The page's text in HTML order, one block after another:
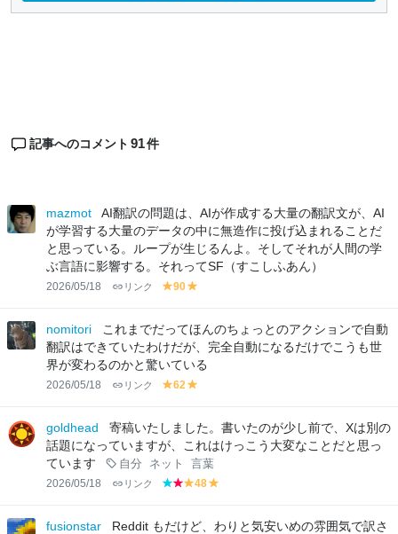
記事へのコメント 91件
mazmot
AI翻訳の問題は、AIが作成する大量の翻訳文が、AI
が学習する大量のデータの中に無造作に投げ込まれることだ
と思っている。ループが生じるんよ。そしてそれが人間の学
ぶ言語に影響する。それってSF（すこしふあん）
2026/05/18 リンク
y
lo
w
90
lo
w
nomitori
これまでだってほんのちょっとのアクションで自動
翻訳はできていたわけだが、完全自動になるだけでこうも世
界が変わるのかと驚いている
2026/05/18 リンク
y
lo
w
62
lo
w
goldhead
寄稿いたしました。書いたのが少し前で、Xは別の
話題になっていますが、これはけっこう大変なことだと思っ
ています
自分 ネット 言葉
2026/05/18 リンク
b
e
r
d
y
lo
48
lo
fusionstar
Reddit もだけど、わりと気安いめの雰囲気で訳さ